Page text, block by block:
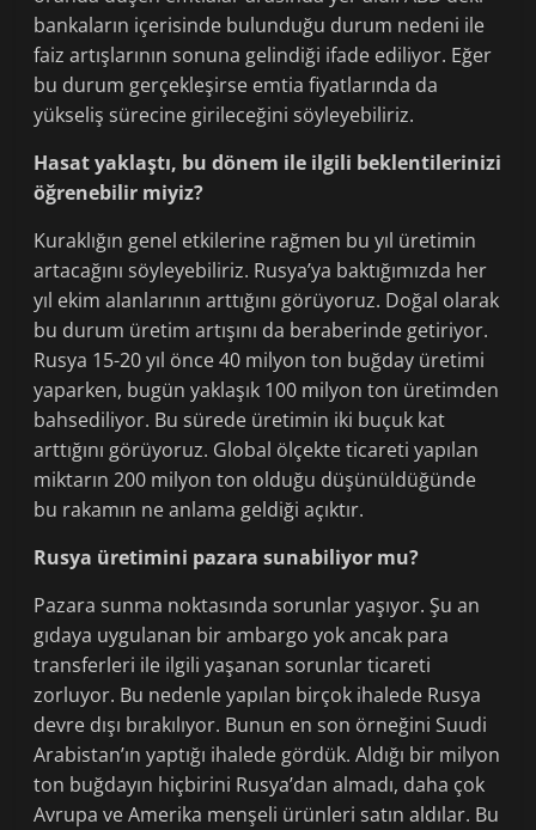
bankaların içerisinde bulunduğu durum nedeni ile
faiz artışlarının sonuna gelindiği ifade ediliyor. Eğer
bu durum gerçekleşirse emtia fiyatlarında da
yükseliş sürecine girileceğini söyleyebiliriz.
Hasat yaklaştı, bu dönem ile ilgili beklentilerinizi
öğrenebilir miyiz?
Kuraklığın genel etkilerine rağmen bu yıl üretimin
artacağını söyleyebiliriz. Rusya’ya baktığımızda her
yıl ekim alanlarının arttığını görüyoruz. Doğal olarak
bu durum üretim artışını da beraberinde getiriyor.
Rusya 15-20 yıl önce 40 milyon ton buğday üretimi
yaparken, bugün yaklaşık 100 milyon ton üretimden
bahsediliyor. Bu sürede üretimin iki buçuk kat
arttığını görüyoruz. Global ölçekte ticareti yapılan
miktarın 200 milyon ton olduğu düşünüldüğünde
bu rakamın ne anlama geldiği açıktır.
Rusya üretimini pazara sunabiliyor mu?
Pazara sunma noktasında sorunlar yaşıyor. Şu an
gıdaya uygulanan bir ambargo yok ancak para
transferleri ile ilgili yaşanan sorunlar ticareti
zorluyor. Bu nedenle yapılan birçok ihalede Rusya
devre dışı bırakılıyor. Bunun en son örneğini Suudi
Arabistan’ın yaptığı ihalede gördük. Aldığı bir milyon
ton buğdayın hiçbirini Rusya’dan almadı, daha çok
Avrupa ve Amerika menşeli ürünleri satın aldılar. Bu